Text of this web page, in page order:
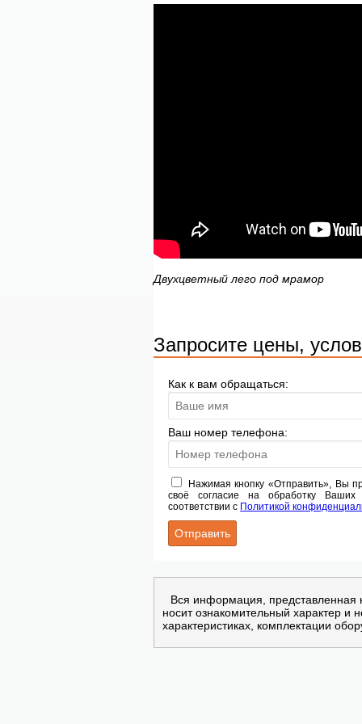
Двухцветный лего под мрамор
Запросите цены,
Как к вам обращаться:
Ваш номер телефона:
Нажимая кнопку «Отправить», Вы
своё согласие на обработку
соответствии с Политикой
Вся информация, представленная
носит ознакомительный характер
характеристиках, комплектации